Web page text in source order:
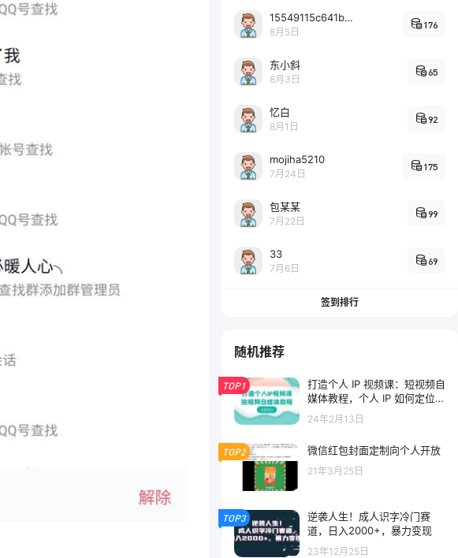
15549115c641bc6524e64d1d800349ec7396
8月5日
176
东小斜
8月3日
65
忆白
8月1日
92
mojiha5210
7月24日
175
包某某
7月22日
99
33
7月6日
69
签到排行
随机推荐
TOP1
打造个人 IP 视频课：短视频自
媒体教程，个人 IP 如何定位，
如何变现
24年2月13日
TOP2 微信红包封面定制向个人开放
21年3月25日
TOP3
逆袭人生！成人识字冷门赛
道，日入2000+，暴力变现
23年12月25日